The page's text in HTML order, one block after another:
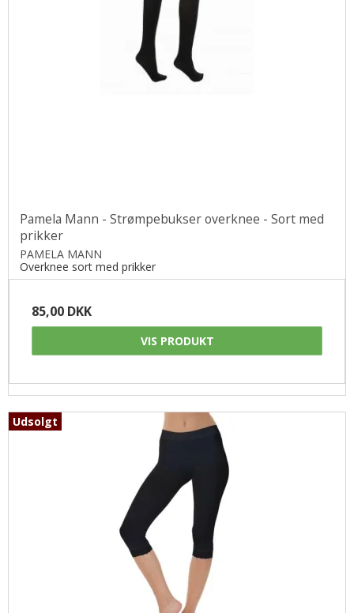
Pamela Mann - Strømpebukser overknee - Sort med
prikker
PAMELA MANN
Overknee sort med prikker
85,00 DKK
VIS PRODUKT
Udsolgt